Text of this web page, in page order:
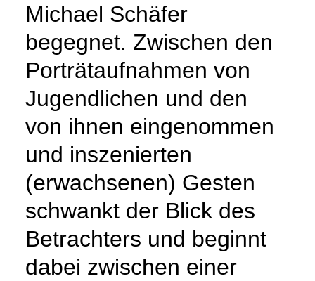
Michael Schäfer
begegnet. Zwischen den
Porträtaufnahmen von
Jugendlichen und den
von ihnen eingenommen
und inszenierten
(erwachsenen) Gesten
schwankt der Blick des
Betrachters und beginnt
dabei zwischen einer